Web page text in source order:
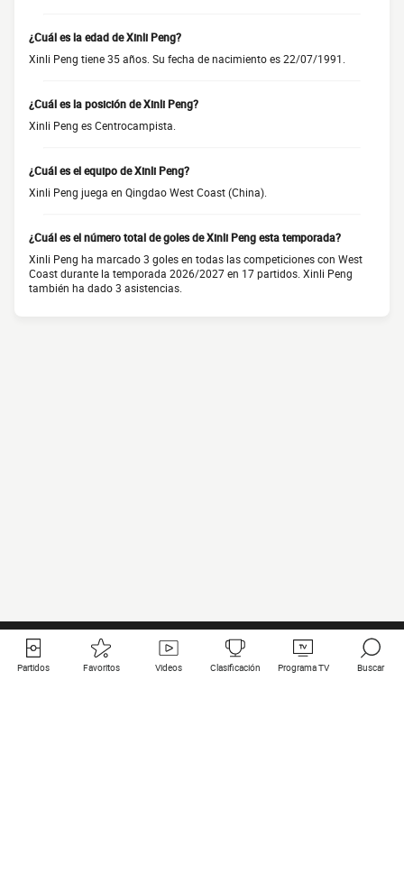
¿Cuál es la edad de Xinli Peng?
Xinli Peng tiene 35 años. Su fecha de nacimiento es 22/07/1991.
¿Cuál es la posición de Xinli Peng?
Xinli Peng es Centrocampista.
¿Cuál es el equipo de Xinli Peng?
Xinli Peng juega en Qingdao West Coast (China).
¿Cuál es el número total de goles de Xinli Peng esta temporada?
Xinli Peng ha marcado 3 goles en todas las competiciones con West
Coast durante la temporada 2026/2027 en 17 partidos. Xinli Peng
también ha dado 3 asistencias.
Partidos Favoritos Videos Clasificación Programa TV Buscar